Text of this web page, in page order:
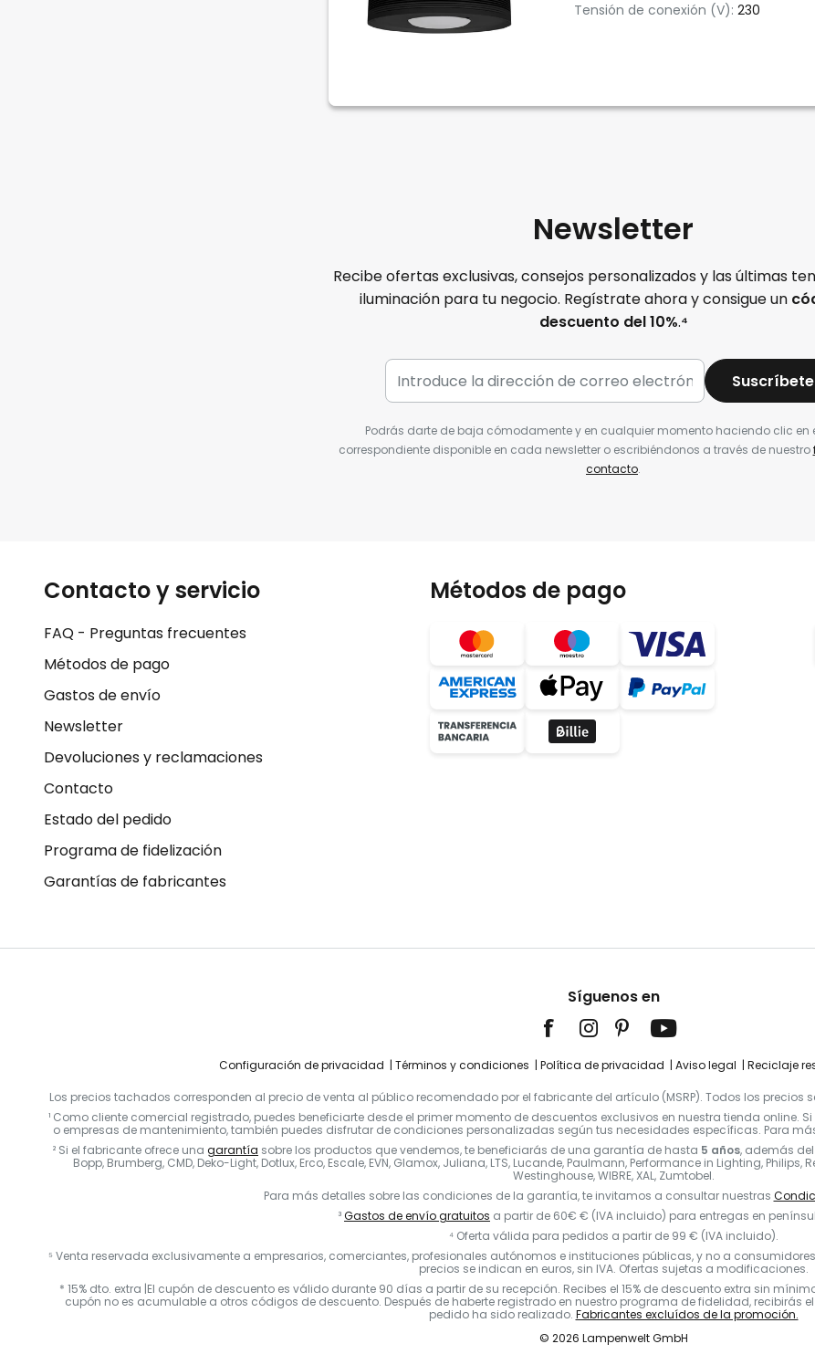
Tensión de conexión (V): 230
Newsletter
Recibe ofertas exclusivas, consejos personalizados y las últimas
iluminación para tu negocio. Regístrate ahora y consigue un
descuento del 10%.⁴
Suscríbete
Podrás darte de baja cómodamente y en cualquier momento haciendo clic en
correspondiente disponible en cada newsletter o escribiéndonos a través de nuestro
contacto.
Contacto y servicio
FAQ - Preguntas frecuentes
Métodos de pago
Gastos de envío
Newsletter
Devoluciones y reclamaciones
Contacto
Estado del pedido
Programa de fidelización
Garantías de fabricantes
Métodos de pago
Síguenos en
Configuración de privacidad Términos y condiciones Política de privacidad Aviso legal Reciclaje
Los precios tachados corresponden al precio de venta al público recomendado por el fabricante del artículo (MSRP). Todos los precios
¹ Como cliente comercial registrado, puedes beneficiarte desde el primer momento de descuentos exclusivos en nuestra tienda online.
o empresas de mantenimiento, también puedes disfrutar de condiciones personalizadas según tus necesidades específicas. Para
² Si el fabricante ofrece una garantía sobre los productos que vendemos, te beneficiarás de una garantía de hasta 5 años, además
Bopp, Brumberg, CMD, Deko-Light, Dotlux, Erco, Escale, EVN, Glamox, Juliana, LTS, Lucande, Paulmann, Performance in Lighting, Philips,
Westinghouse, WIBRE, XAL, Zumtobel.
Para más detalles sobre las condiciones de la garantía, te invitamos a consultar nuestras
³Gastos de envío gratuitos a partir de 60€ € (IVA incluido) para entregas en
⁴ Oferta válida para pedidos a partir de 99 € (IVA incluido).
⁵ Venta reservada exclusivamente a empresarios, comerciantes, profesionales autónomos e instituciones públicas, y no a
precios se indican en euros, sin IVA. Ofertas sujetas a modificaciones.
* 15% dto. extra |El cupón de descuento es válido durante 90 días a partir de su recepción. Recibes el 15% de descuento extra sin
cupón no es acumulable a otros códigos de descuento. Después de haberte registrado en nuestro programa de fidelidad, recibirás
pedido ha sido realizado. Fabricantes excluídos de la promoción.
© 2026 Lampenwelt GmbH